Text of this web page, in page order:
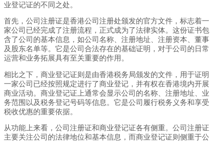
业登记证的不同之处。
首先，公司注册证是香港公司注册处颁发的官方文件，标志着一
家公司已经完成了注册流程，正式成为了法律实体。这份证书包
含了公司的基本信息，如公司名称、注册地址、注册资本、董事
及股东名单等。它是公司合法存在的基础证明，对于公司的日常
运营和业务拓展具有至关重要的作用。
相比之下，商业登记证则是由香港税务局颁发的文件，用于证明
一家公司已经按照规定进行了商业登记，并有权在香港境内开展
商业活动。商业登记证上通常会显示公司的名称、注册地址、业
务范围以及税务登记号码等信息。它是公司履行税务义务和享受
税收优惠的重要依据。
从功能上来看，公司注册证和商业登记证各有侧重。公司注册证
主要关注公司的法律地位和基本信息，而商业登记证则侧重于公